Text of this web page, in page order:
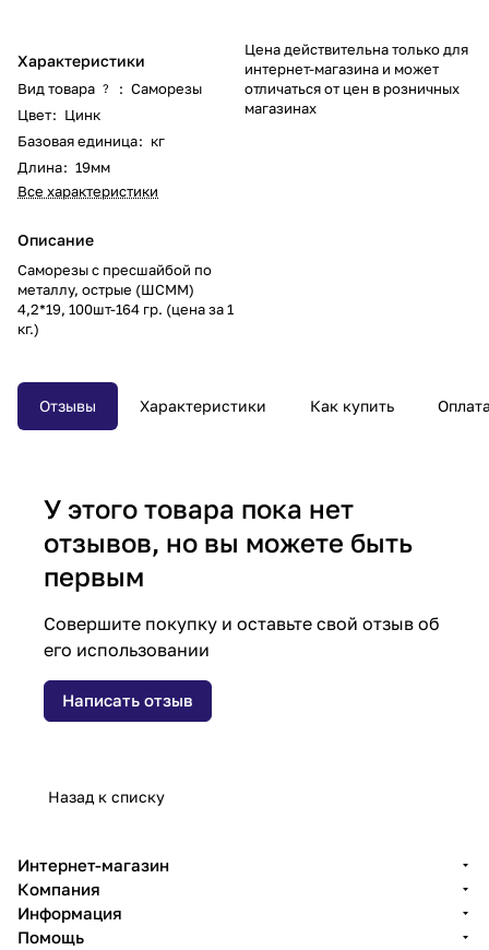
Характеристики
Вид товара ? : Саморезы
Цвет: Цинк
Базовая единица: кг
Длина: 19мм
Все характеристики
Описание
Саморезы с пресшайбой по
металлу, острые (ШСММ)
4,2*19, 100шт-164 гр. (цена за 1
кг.)
Цена действительна только для
интернет-магазина и может
отличаться от цен в розничных
магазинах
Отзывы Характеристики Как купить
У этого товара пока нет
отзывов, но вы можете быть
первым
Совершите покупку и оставьте свой отзыв об
его использовании
Написать отзыв
Назад к списку
Интернет-магазин
Компания
Информация
Помощь